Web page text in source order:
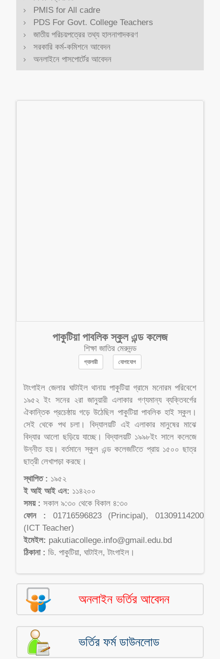
PMIS for All cadre
PDS For Govt. College Teachers
জাতীয় পরিচয়পত্রের তথ্য হালনাগাদকরণ
সরকারি কর্ম-কমিশনে আবেদন
অনলাইনে পাসপোর্টের আবেদন
পাকুটিয়া পাবলিক স্কুল এন্ড কলেজ
শিক্ষা জাতির মেরুদন্ড
গ্যালারী যোগাযোগ
টাংগাইল জেলার ঘাটাইল থানায় পাকুটিয়া গ্রামে মনোরম পরিবেশে
১৯৫২ ইং সনের ২রা জানুয়ারী এলাকার গণ্যমান্য ব্যক্তিবর্গের
ঐকান্তিক প্রচেষ্ঠায় গড়ে উঠেছিল পাকুটিয়া পাবলিক হাই স্কুল।
সেই থেকে পথ চলা। বিদ্যালয়টি এই এলাকার মানুষের মাঝে
বিদ্যার আলো ছড়িয়ে যাচ্ছে। বিদ্যালয়টি ১৯৯৮ইং সালে কলেজে
উন্নীত হয়। বর্তমানে স্কুল এন্ড কলেজটিতে প্রায় ১৫০০ ছাত্র
ছাত্রী লেখাপড়া করছে।
স্থাপিত : ১৯৫২
ই আই আই এন: ১১৪২০০
সময় : সকাল ৯:৩০ থেকে বিকাল ৪:৩০
ফোন : 01716596823 (Principal), 01309114200
(ICT Teacher)
ইমেইল: pakutiacollege.info@gmail.edu.bd
ঠিকানা : ডি. পাকুটিয়া, ঘাটাইল, টাংগাইল।
অনলাইন ভর্তির আবেদন
ভর্তির ফর্ম ডাউনলোড